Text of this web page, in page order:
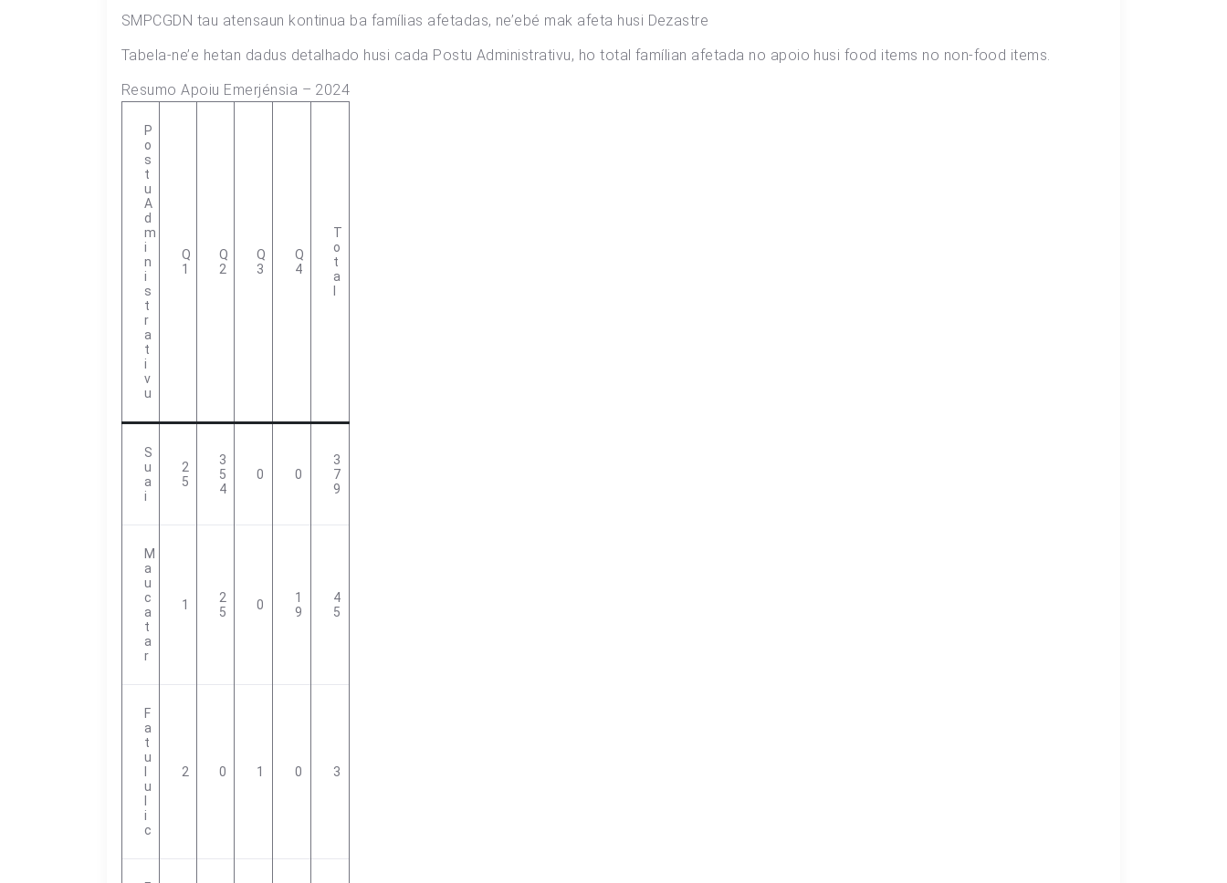
SMPCGDN tau atensaun kontinua ba famílias afetadas, ne’ebé mak afeta husi Dezastre
Tabela-ne’e hetan dadus detalhado husi cada Postu Administrativu, ho total famílian afetada no apoio husi food items no non-food items.
Resumo Apoiu Emerjénsia – 2024
P
O
S
T
U
A
D
M
I
N
I
S
T
R
A
T
I
V
U
Q
1
Q
2
Q
3
Q
4
T
O
T
A
S
U
A
I
2
5
3
5
4
0 0
3
7
9
M
A
U
C
A
T
A
R
1
2
5
0
1
9
4
5
F
A
T
U
U
I
C
2 0 1 0 3